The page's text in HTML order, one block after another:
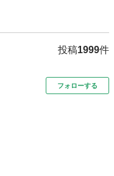
投稿1999件
フォローする